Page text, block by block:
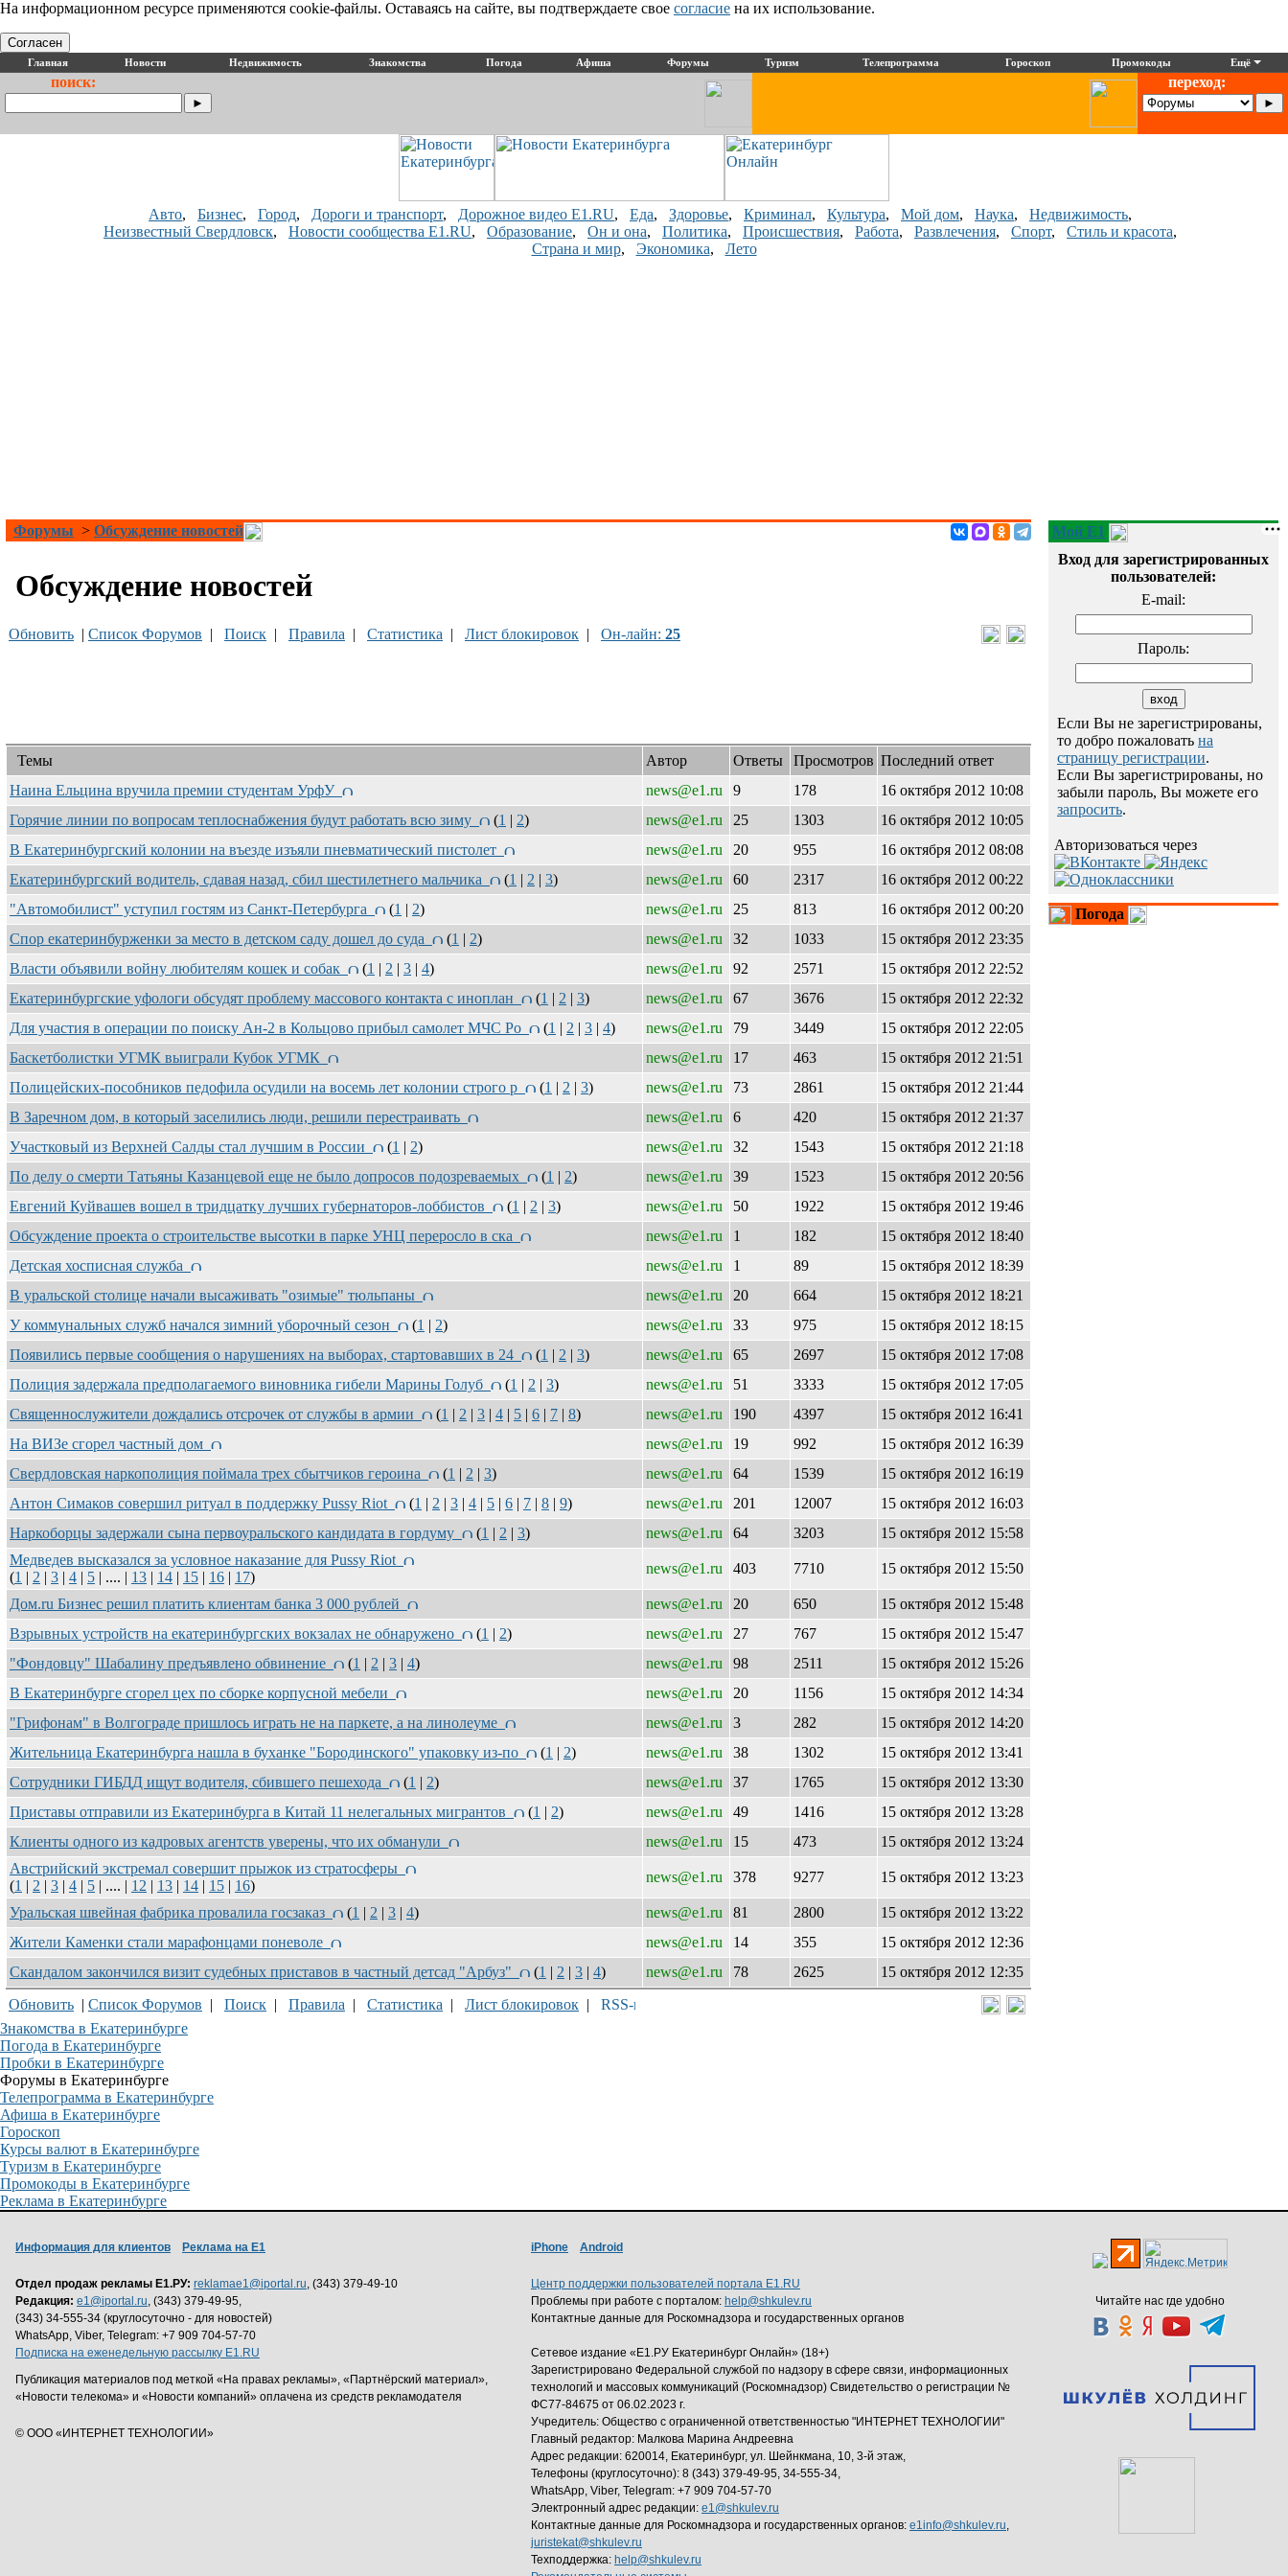
На информационном ресурсе применяются cookie-файлы. Оставаясь на сайте, вы подтверждаете свое согласие на их использование.
Согласен
Главная Новости Недвижимость Знакомства Погода Афиша Форумы Туризм Телепрограмма Гороскоп Промокоды Ещё
поиск: переход:
Авто, Бизнес, Город, Дороги и транспорт, Дорожное видео E1.RU, Еда, Здоровье, Криминал, Культура, Мой дом, Наука, Недвижимость,
Неизвестный Свердловск, Новости сообщества E1.RU, Образование, Он и она, Политика, Происшествия, Работа, Развлечения, Спорт, Стиль и красота,
Страна и мир, Экономика, Лето
Форумы > Обсуждение новостей
Обсуждение новостей
Обновить | Список Форумов | Поиск | Правила | Статистика | Лист блокировок | Он-лайн: 25
Темы Автор Ответы Просмотров Последний ответ
Наина Ельцина вручила премии студентам УрфУ
news@e1.ru 9 178
16 октября 2012 10:08
Горячие линии по вопросам теплоснабжения будут работать всю зиму
(1 | 2) news@e1.ru 25 1303
16 октября 2012 10:05
В Екатеринбургский колонии на въезде изъяли пневматический пистолет
news@e1.ru 20 955
16 октября 2012 08:08
Екатеринбургский водитель, сдавая назад, сбил шестилетнего мальчика
(1 | 2 | 3) news@e1.ru 60 2317
16 октября 2012 00:22
"Автомобилист" уступил гостям из Санкт-Петербурга
(1 | 2) news@e1.ru 25 813
16 октября 2012 00:20
Спор екатеринбурженки за место в детском саду дошел до суда
(1 | 2) news@e1.ru 32 1033
15 октября 2012 23:35
Власти объявили войну любителям кошек и собак
(1 | 2 | 3 | 4) news@e1.ru 92 2571
15 октября 2012 22:52
Екатеринбургские уфологи обсудят проблему массового контакта с иноплан
(1 | 2 | 3) news@e1.ru 67 3676
15 октября 2012 22:32
Для участия в операции по поиску Ан-2 в Кольцово прибыл самолет МЧС Ро
(1 | 2 | 3 | 4) news@e1.ru 79 3449
15 октября 2012 22:05
Баскетболистки УГМК выиграли Кубок УГМК
news@e1.ru 17 463
15 октября 2012 21:51
Полицейских-пособников педофила осудили на восемь лет колонии строго р
(1 | 2 | 3) news@e1.ru 73 2861
15 октября 2012 21:44
В Заречном дом, в который заселились люди, решили перестраивать
news@e1.ru 6 420
15 октября 2012 21:37
Участковый из Верхней Салды стал лучшим в России
(1 | 2) news@e1.ru 32 1543
15 октября 2012 21:18
По делу о смерти Татьяны Казанцевой еще не было допросов подозреваемых
(1 | 2) news@e1.ru 39 1523
15 октября 2012 20:56
Евгений Куйвашев вошел в тридцатку лучших губернаторов-лоббистов
(1 | 2 | 3) news@e1.ru 50 1922
15 октября 2012 19:46
Обсуждение проекта о строительстве высотки в парке УНЦ переросло в ска
news@e1.ru 1 182
15 октября 2012 18:40
Детская хосписная служба
news@e1.ru 1 89
15 октября 2012 18:39
В уральской столице начали высаживать "озимые" тюльпаны
news@e1.ru 20 664
15 октября 2012 18:21
У коммунальных служб начался зимний уборочный сезон
(1 | 2) news@e1.ru 33 975
15 октября 2012 18:15
Появились первые сообщения о нарушениях на выборах, стартовавших в 24
(1 | 2 | 3) news@e1.ru 65 2697
15 октября 2012 17:08
Полиция задержала предполагаемого виновника гибели Марины Голуб
(1 | 2 | 3) news@e1.ru 51 3333
15 октября 2012 17:05
Священнослужители дождались отсрочек от службы в армии
(1 | 2 | 3 | 4 | 5 | 6 | 7 | 8) news@e1.ru 190 4397
15 октября 2012 16:41
На ВИЗе сгорел частный дом
news@e1.ru 19 992
15 октября 2012 16:39
Свердловская наркополиция поймала трех сбытчиков героина
(1 | 2 | 3) news@e1.ru 64 1539
15 октября 2012 16:19
Антон Симаков совершил ритуал в поддержку Pussy Riot
(1 | 2 | 3 | 4 | 5 | 6 | 7 | 8 | 9) news@e1.ru 201 12007
15 октября 2012 16:03
Наркоборцы задержали сына первоуральского кандидата в гордуму
(1 | 2 | 3) news@e1.ru 64 3203
15 октября 2012 15:58
Медведев высказался за условное наказание для Pussy Riot
(1 | 2 | 3 | 4 | 5 | .... | 13 | 14 | 15 | 16 | 17)
news@e1.ru 403 7710 15 октября 2012 15:50
Дом.ru Бизнес решил платить клиентам банка 3 000 рублей news@e1.ru 20 650
15 октября 2012 15:48
Взрывных устройств на екатеринбургских вокзалах не обнаружено
(1 | 2) news@e1.ru 27 767
15 октября 2012 15:47
"Фондовцу" Шабалину предъявлено обвинение
(1 | 2 | 3 | 4) news@e1.ru 98 2511
15 октября 2012 15:26
В Екатеринбурге сгорел цех по сборке корпусной мебели
news@e1.ru 20 1156
15 октября 2012 14:34
"Грифонам" в Волгограде пришлось играть не на паркете, а на линолеуме
news@e1.ru 3 282
15 октября 2012 14:20
Жительница Екатеринбурга нашла в буханке "Бородинского" упаковку из-по
(1 | 2) news@e1.ru 38 1302
15 октября 2012 13:41
Сотрудники ГИБДД ищут водителя, сбившего пешехода
(1 | 2) news@e1.ru 37 1765
15 октября 2012 13:30
Приставы отправили из Екатеринбурга в Китай 11 нелегальных мигрантов
(1 | 2) news@e1.ru 49 1416
15 октября 2012 13:28
Клиенты одного из кадровых агентств уверены, что их обманули
news@e1.ru 15 473
15 октября 2012 13:24
Австрийский экстремал совершит прыжок из стратосферы
(1 | 2 | 3 | 4 | 5 | .... | 12 | 13 | 14 | 15 | 16)
news@e1.ru 378 9277 15 октября 2012 13:23
Уральская швейная фабрика провалила госзаказ (1 | 2 | 3 | 4) news@e1.ru 81 2800
15 октября 2012 13:22
Жители Каменки стали марафонцами поневоле
news@e1.ru 14 355
15 октября 2012 12:36
Скандалом закончился визит судебных приставов в частный детсад "Арбуз"
(1 | 2 | 3 | 4) news@e1.ru 78 2625
15 октября 2012 12:35
Обновить | Список Форумов | Поиск | Правила | Статистика | Лист блокировок |
Мой E1
Вход для зарегистрированных
пользователей:
E-mail:
Пароль:
Если Вы не зарегистрированы,
то добро пожаловать на
страницу регистрации.
Если Вы зарегистрированы, но
забыли пароль, Вы можете его
запросить.
Авторизоваться через
Погода
Знакомства в Екатеринбурге
Погода в Екатеринбурге
Пробки в Екатеринбурге
Форумы в Екатеринбурге
Телепрограмма в Екатеринбурге
Афиша в Екатеринбурге
Гороскоп
Курсы валют в Екатеринбурге
Туризм в Екатеринбурге
Промокоды в Екатеринбурге
Реклама в Екатеринбурге
Читайте нас где удобно
Информация для клиентов Реклама на Е1
Отдел продаж рекламы Е1.РУ: reklamae1@iportal.ru, (343) 379-49-10
Редакция: e1@iportal.ru, (343) 379-49-95,
(343) 34-555-34 (круглосуточно - для новостей)
WhatsApp, Viber, Telegram: +7 909 704-57-70
Подписка на еженедельную рассылку E1.RU
Публикация материалов под меткой «На правах рекламы», «Партнёрский материал»,
«Новости телекома» и «Новости компаний» оплачена из средств рекламодателя
© ООО «ИНТЕРНЕТ ТЕХНОЛОГИИ»
iPhone Android
Центр поддержки пользователей портала E1.RU
Проблемы при работе с порталом: help@shkulev.ru
Контактные данные для Роскомнадзора и государственных органов
Сетевое издание «Е1.РУ Екатеринбург Онлайн» (18+)
Зарегистрировано Федеральной службой по надзору в сфере связи, информационных
технологий и массовых коммуникаций (Роскомнадзор) Свидетельство о регистрации №
ФС77-84675 от 06.02.2023 г.
Учредитель: Общество с ограниченной ответственностью "ИНТЕРНЕТ ТЕХНОЛОГИИ"
Главный редактор: Малкова Марина Андреевна
Адрес редакции: 620014, Екатеринбург, ул. Шейнкмана, 10, 3-й этаж,
Телефоны (круглосуточно): 8 (343) 379-49-95, 34-555-34,
WhatsApp, Viber, Telegram: +7 909 704-57-70
Электронный адрес редакции: e1@shkulev.ru
Контактные данные для Роскомнадзора и государственных органов: e1info@shkulev.ru,
juristekat@shkulev.ru
Техподдержка: help@shkulev.ru